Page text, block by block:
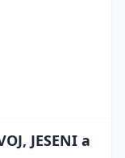
JESENI a